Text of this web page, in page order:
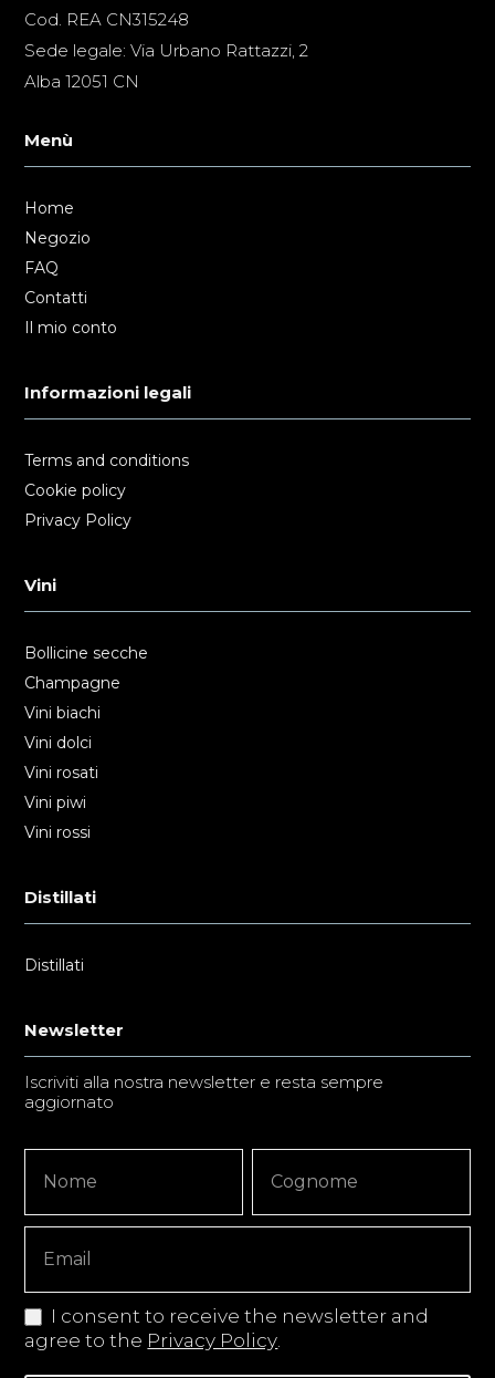
Cod. REA CN315248
Sede legale: Via Urbano Rattazzi, 2
Alba 12051 CN
Menù
Home
Negozio
FAQ
Contatti
Il mio conto
Informazioni legali
Terms and conditions
Cookie policy
Privacy Policy
Vini
Bollicine secche
Champagne
Vini biachi
Vini dolci
Vini rosati
Vini piwi
Vini rossi
Distillati
Distillati
Newsletter
Iscriviti alla nostra newsletter e resta sempre
aggiornato
Signup
Copy
I consent to receive the newsletter and
agree to the Privacy Policy